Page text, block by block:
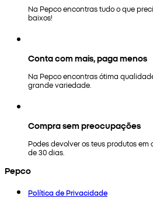
Na Pepco encontras tudo o que
baixos!
Conta com mais, paga menos
Na Pepco encontras ótima
grande variedade.
Compra sem preocupações
Podes devolver os teus produtos
de 30 dias.
Pepco
Política de Privacidade